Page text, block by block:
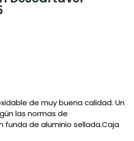
de muy buena calidad. Un
las normas de
funda de aluminio sellada.Caja